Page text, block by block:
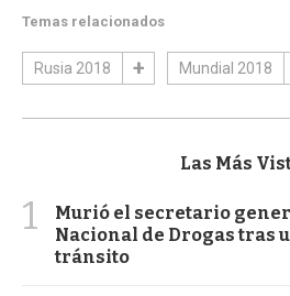
Temas relacionados
Rusia 2018 Mundial 2018
Las Más
1
Murió el secretario
Nacional de Drogas tras
tránsito